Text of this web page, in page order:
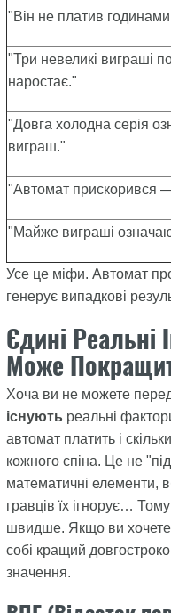
"Він не платив
"Три невеликі виграші
наростає."
"Довга холодна серія
виграш."
"Автомат прискорився —
"Майже виграші
Усе це міфи. Автомат
генерує випадкові
Єдині
Може
Хоча ви не можете
існують реальні
автомат платить і
кожного спіна. Це не
математичні елементи,
гравців їх ігнорує…
швидше. Якщо ви хочете
собі кращий
значення.